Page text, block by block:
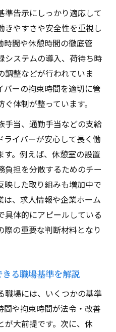
準告示にしっかり適応して
きやすさや安全性を重視し
時間や休憩時間の徹底管
システムの導入、荷待ち時
調整などが行われていま
バーの拘束時間を適切に管
体制が整っています。
手当、通勤手当などの支給
ライバーが安心して長く働
す。例えば、休憩室の設置
負担を分散するためのチー
映した取り組みも増加中で
は、求人情報や企業ホーム
具体的にアピールしている
際の重要な判断材料となり
る職場基準を解説
職場には、いくつかの基準
や拘束時間が法令・改善
が大前提です。次に、休